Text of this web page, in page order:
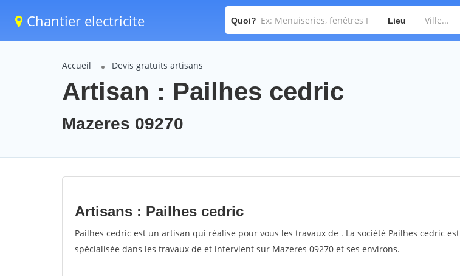
Chantier electricite Quoi? Lieu
Accueil Devis gratuits artisans
Artisan : Pailhes cedric
Mazeres 09270
Artisans : Pailhes cedric
Pailhes cedric est un artisan qui réalise pour vous les travaux de . La société Pailhes cedric est
spécialisée dans les travaux de et intervient sur Mazeres 09270 et ses environs.